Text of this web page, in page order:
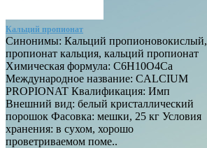
Кальций пропионат
Синонимы: Кальций пропионовокислый,
пропионат кальция, кальций пропионат
Химическая формула: C6H10O4Ca
Международное название: CALCIUM
PROPIONAT Квалификация: Имп
Внешний вид: белый кристаллический
порошок Фасовка: мешки, 25 кг Условия
хранения: в сухом, хорошо
проветриваемом поме..